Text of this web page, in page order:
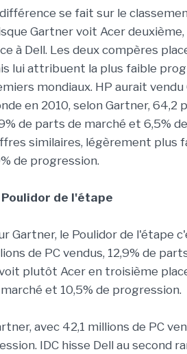
se fait sur le
Gartner voit Acer
à Dell. Les deux compères
lui attribuent la plus faible
mondiaux. HP aurait vendu
en 2010, selon Gartner, 64,2
de parts de marché et 6,5%
similaires, légèrement plus
de progression.
Poulidor de l'étape
Gartner, le Poulidor de l'étape
de PC vendus, 12,9% de
plutôt Acer en troisième
et 10,5% de progression.
avec 42,1 millions de PC
IDC hisse Dell au second